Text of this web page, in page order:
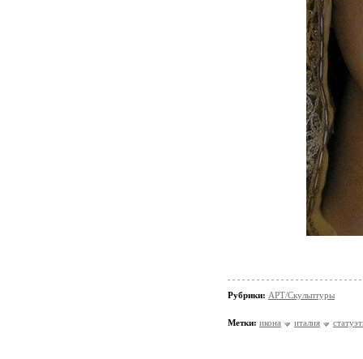
Рубрики: АРТ/Скульптуры
Метки: икона италия